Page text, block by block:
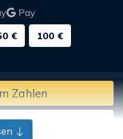
Pay
€ 100 €
Zahlen